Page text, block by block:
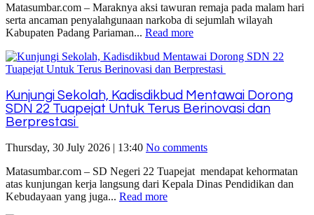
Matasumbar.com – Maraknya aksi tawuran remaja pada malam hari
serta ancaman penyalahgunaan narkoba di sejumlah wilayah
Kabupaten Padang Pariaman... Read more
Kunjungi Sekolah, Kadisdikbud Mentawai Dorong
SDN 22 Tuapejat Untuk Terus Berinovasi dan
Berprestasi
Thursday, 30 July 2026 | 13:40 No comments
Matasumbar.com – SD Negeri 22 Tuapejat mendapat kehormatan
atas kunjungan kerja langsung dari Kepala Dinas Pendidikan dan
Kebudayaan yang juga... Read more